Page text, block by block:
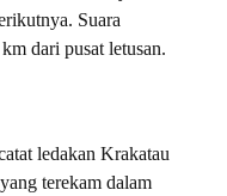
Suara
dari pusat letusan.
ledakan Krakatau
terekam dalam